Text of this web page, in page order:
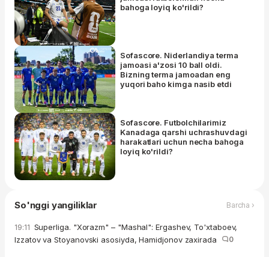
bahoga loyiq ko'rildi?
Sofascore. Niderlandiya terma
jamoasi a'zosi 10 ball oldi.
Bizning terma jamoadan eng
yuqori baho kimga nasib etdi
Sofascore. Futbolchilarimiz
Kanadaga qarshi uchrashuvdagi
harakatlari uchun necha bahoga
loyiq ko'rildi?
So'nggi yangiliklar Barcha ›
19:11 Superliga. "Xorazm" – "Mashal": Ergashev, To'xtaboev,
Izzatov va Stoyanovski asosiyda, Hamidjonov zaxirada
0